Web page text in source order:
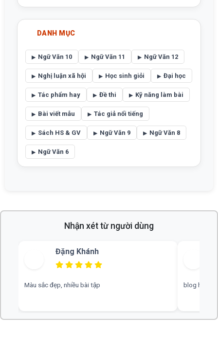
DANH MỤC
Ngữ Văn 10 Ngữ Văn 11 Ngữ Văn 12
Nghị luận xã hội Học sinh giỏi Đại học
Tác phẩm hay Đề thi Kỹ năng làm bài
Bài viết mẫu Tác giả nổi tiếng
Sách HS & GV Ngữ Văn 9 Ngữ Văn 8
Ngữ Văn 6
Nhận xét từ người dùng
Bùi Thu
blog hay, chuyên nghiệp, rất mong nhiều đáp án hơn web hay,